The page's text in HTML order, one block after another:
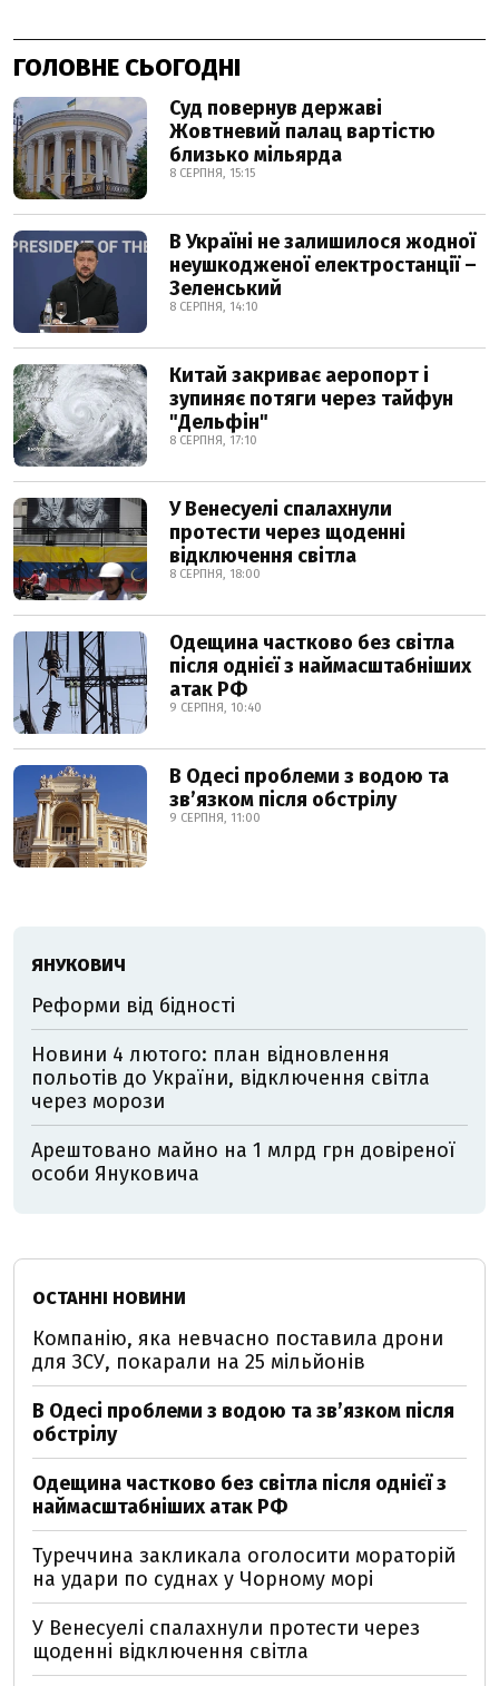
ГОЛОВНЕ СЬОГОДНІ
Суд повернув державі
Жовтневий палац вартістю
близько мільярда
8 СЕРПНЯ, 15:15
В Україні не залишилося жодної
неушкодженої електростанції –
Зеленський
8 СЕРПНЯ, 14:10
Китай закриває аеропорт і
зупиняє потяги через тайфун
"Дельфін"
8 СЕРПНЯ, 17:10
У Венесуелі спалахнули
протести через щоденні
відключення світла
8 СЕРПНЯ, 18:00
Одещина частково без світла
після однієї з наймасштабніших
атак РФ
9 СЕРПНЯ, 10:40
В Одесі проблеми з водою та
звʼязком після обстрілу
9 СЕРПНЯ, 11:00
ЯНУКОВИЧ
Реформи від бідності
Новини 4 лютого: план відновлення
польотів до України, відключення світла
через морози
Арештовано майно на 1 млрд грн довіреної
особи Януковича
ОСТАННІ НОВИНИ
Компанію, яка невчасно поставила дрони
для ЗСУ, покарали на 25 мільйонів
В Одесі проблеми з водою та звʼязком після
обстрілу
Одещина частково без світла після однієї з
наймасштабніших атак РФ
Туреччина закликала оголосити мораторій
на удари по суднах у Чорному морі
У Венесуелі спалахнули протести через
щоденні відключення світла